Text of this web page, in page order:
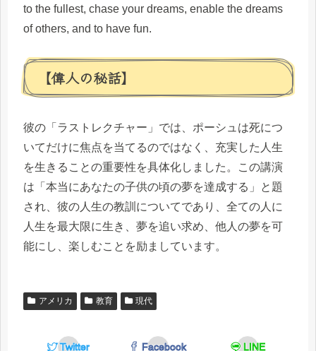
to the fullest, chase your dreams, enable the dreams
of others, and to have fun.
【偉人の秘話】
彼の「ラストレクチャー」では、ポーシュは死につ
いてだけに焦点を当てるのではなく、充実した人生
を生きることの重要性を具体化しました。この講演
は「本当にあなたの子供の頃の夢を達成する」と題
され、彼の人生の教訓についてであり、全ての人に
人生を最大限に生き、夢を追い求め、他人の夢を可
能にし、楽しむことを励ましています。
アメリカ 教育 現代
Twitter Facebook LINE